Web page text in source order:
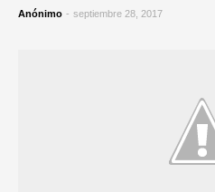
Anónimo - septiembre 28, 2017